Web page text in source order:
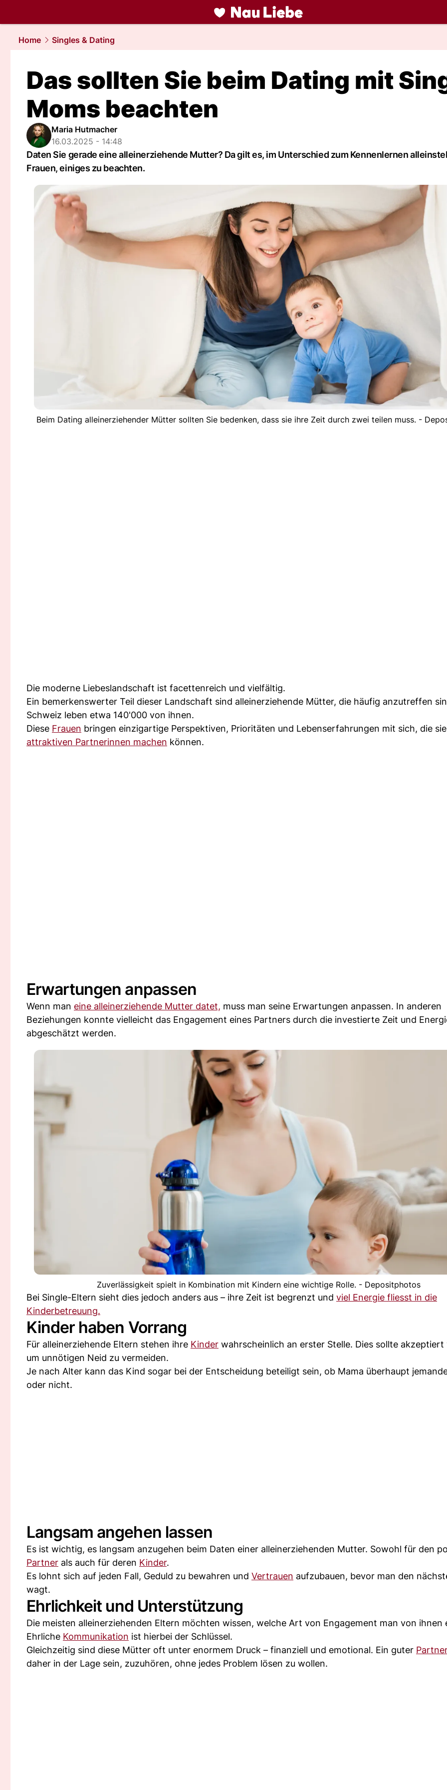
liebe.NAU.ch
Home
Singles & Dating
Das sollten Sie beim Dating mit
Moms beachten
Maria Hutmacher
16.03.2025 - 14:48
Daten Sie gerade eine alleinerziehende Mutter? Da gilt es, im Unterschied zum Kennenlernen
Frauen, einiges zu beachten.
Beim Dating alleinerziehender Mütter sollten Sie bedenken, dass sie ihre Zeit durch zwei teilen muss. -
Die moderne Liebeslandschaft ist facettenreich und vielfältig.
Ein bemerkenswerter Teil dieser Landschaft sind alleinerziehende Mütter, die häufig anzutreffen
Schweiz leben etwa 140'000 von ihnen.
Diese Frauen bringen einzigartige Perspektiven, Prioritäten und Lebenserfahrungen mit sich, die
attraktiven Partnerinnen machen können.
Erwartungen anpassen
Wenn man eine alleinerziehende Mutter datet, muss man seine Erwartungen anpassen. In anderen
Beziehungen konnte vielleicht das Engagement eines Partners durch die investierte Zeit und
abgeschätzt werden.
Zuverlässigkeit spielt in Kombination mit Kindern eine wichtige Rolle. - Depositphotos
Bei Single-Eltern sieht dies jedoch anders aus – ihre Zeit ist begrenzt und viel Energie fliesst in die
Kinderbetreuung.
Kinder haben Vorrang
Für alleinerziehende Eltern stehen ihre Kinder wahrscheinlich an erster Stelle. Dies sollte akzeptiert
um unnötigen Neid zu vermeiden.
Je nach Alter kann das Kind sogar bei der Entscheidung beteiligt sein, ob Mama überhaupt
oder nicht.
Langsam angehen lassen
Es ist wichtig, es langsam anzugehen beim Daten einer alleinerziehenden Mutter. Sowohl für den
Partner als auch für deren Kinder.
Es lohnt sich auf jeden Fall, Geduld zu bewahren und Vertrauen aufzubauen, bevor man den
wagt.
Ehrlichkeit und Unterstützung
Die meisten alleinerziehenden Eltern möchten wissen, welche Art von Engagement man von
Ehrliche Kommunikation ist hierbei der Schlüssel.
Gleichzeitig sind diese Mütter oft unter enormem Druck – finanziell und emotional. Ein guter
daher in der Lage sein, zuzuhören, ohne jedes Problem lösen zu wollen.